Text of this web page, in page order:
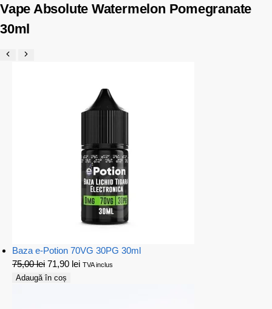
Vape Absolute Watermelon Pomegranate
30ml
Baza e-Potion 70VG 30PG 30ml
75,00lei 71,90 lei TVA inclus
Adaugă în coș